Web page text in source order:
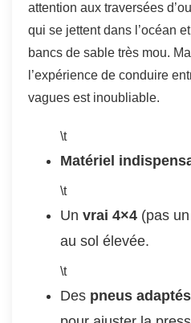
attention aux traversées
qui se jettent dans l’océan
bancs de sable très mou.
l’expérience de conduire
vagues est inoubliable.
\t
Matériel
\t
Un vrai 4×4 (pas
au sol élevée.
\t
Des pneus adaptés